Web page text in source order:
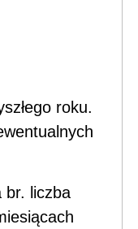
roku.
br. liczba